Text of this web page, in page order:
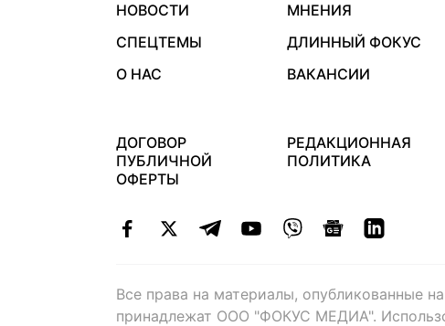
НОВОСТИ МНЕНИЯ
СПЕЦТЕМЫ
ДЛИННЫЙ ФОКУС
О НАС
ВАКАНСИИ
ДОГОВОР
ПУБЛИЧНОЙ
ОФЕРТЫ
РЕДАКЦИОННАЯ
ПОЛИТИКА
Все права на материалы, опубликованные
принадлежат ООО "ФОКУС МЕДИА".